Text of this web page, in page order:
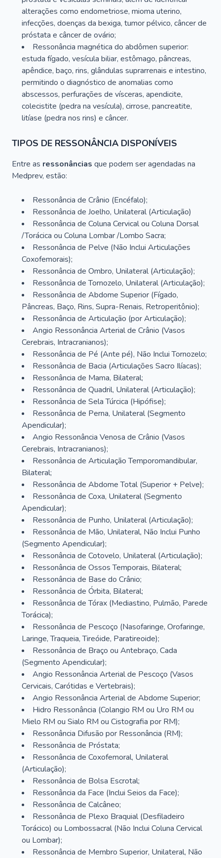
alterações como endometriose, mioma uterino,
infecções, doenças da bexiga, tumor pélvico, câncer de
próstata e câncer de ovário;
Ressonância magnética do abdômen superior:
estuda fígado, vesícula biliar, estômago, pâncreas,
apêndice, baço, rins, glândulas suprarrenais e intestino,
permitindo o diagnóstico de anomalias como
abscessos, perfurações de vísceras, apendicite,
colecistite (pedra na vesícula), cirrose, pancreatite,
litíase (pedra nos rins) e câncer.
TIPOS DE RESSONÂNCIA DISPONÍVEIS
Entre as ressonâncias que podem ser agendadas na
Medprev, estão:
Ressonância de Crânio (Encéfalo);
Ressonância de Joelho, Unilateral (Articulação)
Ressonância de Coluna Cervical ou Coluna Dorsal
/Torácica ou Coluna Lombar /Lombo Sacra;
Ressonância de Pelve (Não Inclui Articulações
Coxofemorais);
Ressonância de Ombro, Unilateral (Articulação);
Ressonância de Tornozelo, Unilateral (Articulação);
Ressonância de Abdome Superior (Fígado,
Pâncreas, Baço, Rins, Supra-Renais, Retroperitônio);
Ressonância de Articulação (por Articulação);
Angio Ressonância Arterial de Crânio (Vasos
Cerebrais, Intracranianos);
Ressonância de Pé (Ante pé), Não Inclui Tornozelo;
Ressonância de Bacia (Articulações Sacro Ilíacas);
Ressonância de Mama, Bilateral;
Ressonância de Quadril, Unilateral (Articulação);
Ressonância de Sela Túrcica (Hipófise);
Ressonância de Perna, Unilateral (Segmento
Apendicular);
Angio Ressonância Venosa de Crânio (Vasos
Cerebrais, Intracranianos);
Ressonância de Articulação Temporomandibular,
Bilateral;
Ressonância de Abdome Total (Superior + Pelve);
Ressonância de Coxa, Unilateral (Segmento
Apendicular);
Ressonância de Punho, Unilateral (Articulação);
Ressonância de Mão, Unilateral, Não Inclui Punho
(Segmento Apendicular);
Ressonância de Cotovelo, Unilateral (Articulação);
Ressonância de Ossos Temporais, Bilateral;
Ressonância de Base do Crânio;
Ressonância de Órbita, Bilateral;
Ressonância de Tórax (Mediastino, Pulmão, Parede
Torácica);
Ressonância de Pescoço (Nasofaringe, Orofaringe,
Laringe, Traqueia, Tireóide, Paratireoide);
Ressonância de Braço ou Antebraço, Cada
(Segmento Apendicular);
Angio Ressonância Arterial de Pescoço (Vasos
Cervicais, Carótidas e Vertebrais);
Angio Ressonância Arterial de Abdome Superior;
Hidro Ressonância (Colangio RM ou Uro RM ou
Mielo RM ou Sialo RM ou Cistografia por RM);
Ressonância Difusão por Ressonância (RM);
Ressonância de Próstata;
Ressonância de Coxofemoral, Unilateral
(Articulação);
Ressonância de Bolsa Escrotal;
Ressonância da Face (Inclui Seios da Face);
Ressonância de Calcâneo;
Ressonância de Plexo Braquial (Desfiladeiro
Torácico) ou Lombossacral (Não Inclui Coluna Cervical
ou Lombar);
Ressonância de Membro Superior, Unilateral, Não